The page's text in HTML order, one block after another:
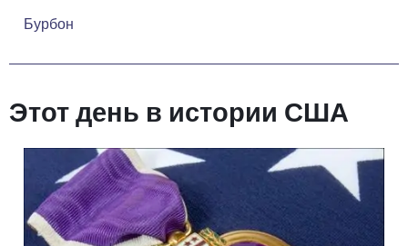
Бурбон
Этот день в истории США